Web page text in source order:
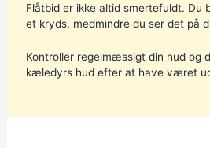
Flåtbid er ikke altid smertefuldt. Du
et kryds, medmindre du ser det på
Kontroller regelmæssigt din hud og
kæledyrs hud efter at have været